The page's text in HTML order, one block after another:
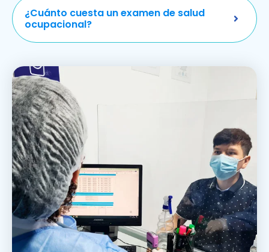
¿Cuánto cuesta un examen de salud
ocupacional?